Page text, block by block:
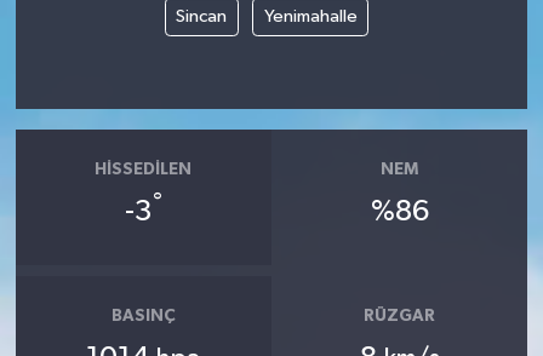
Sincan Yenimahalle
HISSEDILEN
-3°
NEM
%86
BASINÇ RÜZGAR